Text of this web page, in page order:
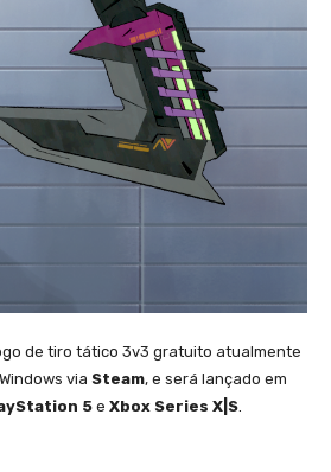
de tiro tático 3v3 gratuito atualmente
via Steam, e será lançado em
5 e Xbox Series X|S